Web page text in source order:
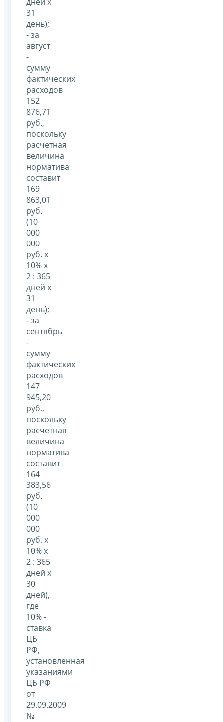
31
день);
- за
август
-
сумму
фактических
расходов
152
876,71
руб.,
поскольку
расчетная
величина
норматива
составит
169
863,01
руб.
(10
000
000
руб. x
10% x
2 : 365
дней x
31
день);
- за
сентябрь
-
сумму
фактических
расходов
147
945,20
руб.,
поскольку
расчетная
величина
норматива
составит
164
383,56
руб.
(10
000
000
руб. x
10% x
2 : 365
дней x
30
дней),
где
10% -
ставка
ЦБ
РФ,
установленная
указаниями
ЦБ РФ
от
29.09.2009
№